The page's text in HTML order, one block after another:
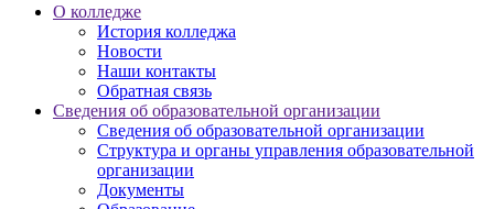
О колледже
История колледжа
Новости
Наши контакты
Обратная связь
Сведения об образовательной организации
Сведения об образовательной организации
Структура и органы управления образовательной
организации
Документы